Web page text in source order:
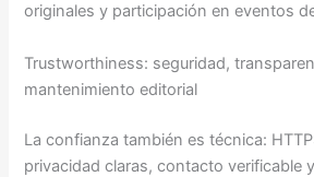
originales y participación en eventos
Trustworthiness: seguridad,
mantenimiento editorial
La confianza también es técnica:
privacidad claras, contacto verificable